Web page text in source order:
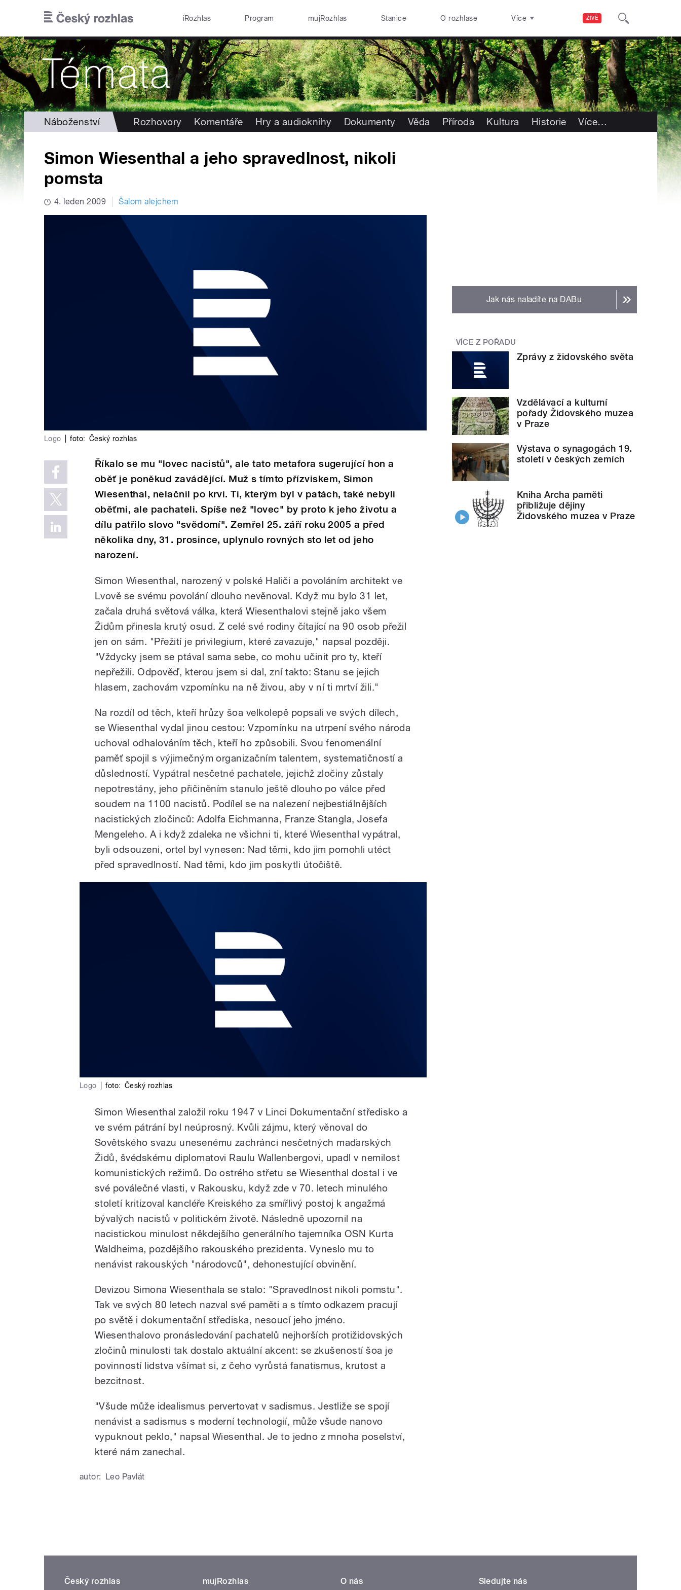
ŽIVĚ
iRozhlas Program mujRozhlas Stanice O rozhlase Více
Náboženství Rozhovory Komentáře Hry a audioknihy Dokumenty Věda Příroda Kultura Historie Více…
Simon Wiesenthal a jeho spravedlnost, nikoli
pomsta
4. leden 2009 Šalom alejchem
Logo foto: Český rozhlas
Říkalo se mu "lovec nacistů", ale tato metafora sugerující hon a
oběť je poněkud zavádějící. Muž s tímto přízviskem, Simon
Wiesenthal, nelačnil po krvi. Ti, kterým byl v patách, také nebyli
oběťmi, ale pachateli. Spíše než "lovec" by proto k jeho životu a
dílu patřilo slovo "svědomí". Zemřel 25. září roku 2005 a před
několika dny, 31. prosince, uplynulo rovných sto let od jeho
narození.
Simon Wiesenthal, narozený v polské Haliči a povoláním architekt ve
Lvově se svému povolání dlouho nevěnoval. Když mu bylo 31 let,
začala druhá světová válka, která Wiesenthalovi stejně jako všem
Židům přinesla krutý osud. Z celé své rodiny čítající na 90 osob přežil
jen on sám. "Přežití je privilegium, které zavazuje," napsal později.
"Vždycky jsem se ptával sama sebe, co mohu učinit pro ty, kteří
nepřežili. Odpověď, kterou jsem si dal, zní takto: Stanu se jejich
hlasem, zachovám vzpomínku na ně živou, aby v ní ti mrtví žili."
Na rozdíl od těch, kteří hrůzy šoa velkolepě popsali ve svých dílech,
se Wiesenthal vydal jinou cestou: Vzpomínku na utrpení svého národa
uchoval odhalováním těch, kteří ho způsobili. Svou fenomenální
paměť spojil s výjimečným organizačním talentem, systematičností a
důsledností. Vypátral nesčetné pachatele, jejichž zločiny zůstaly
nepotrestány, jeho přičiněním stanulo ještě dlouho po válce před
soudem na 1100 nacistů. Podílel se na nalezení nejbestiálnějších
nacistických zločinců: Adolfa Eichmanna, Franze Stangla, Josefa
Mengeleho. A i když zdaleka ne všichni ti, které Wiesenthal vypátral,
byli odsouzeni, ortel byl vynesen: Nad těmi, kdo jim pomohli utéct
před spravedlností. Nad těmi, kdo jim poskytli útočiště.
Logo foto: Český rozhlas
Simon Wiesenthal založil roku 1947 v Linci Dokumentační středisko a
ve svém pátrání byl neúprosný. Kvůli zájmu, který věnoval do
Sovětského svazu unesenému zachránci nesčetných maďarských
Židů, švédskému diplomatovi Raulu Wallenbergovi, upadl v nemilost
komunistických režimů. Do ostrého střetu se Wiesenthal dostal i ve
své poválečné vlasti, v Rakousku, když zde v 70. letech minulého
století kritizoval kancléře Kreiského za smířlivý postoj k angažmá
bývalých nacistů v politickém životě. Následně upozornil na
nacistickou minulost někdejšího generálního tajemníka OSN Kurta
Waldheima, pozdějšího rakouského prezidenta. Vyneslo mu to
nenávist rakouských "národovců", dehonestující obvinění.
Devizou Simona Wiesenthala se stalo: "Spravedlnost nikoli pomstu".
Tak ve svých 80 letech nazval své paměti a s tímto odkazem pracují
po světě i dokumentační střediska, nesoucí jeho jméno.
Wiesenthalovo pronásledování pachatelů nejhorších protižidovských
zločinů minulosti tak dostalo aktuální akcent: se zkušeností šoa je
povinností lidstva všímat si, z čeho vyrůstá fanatismus, krutost a
bezcitnost.
"Všude může idealismus pervertovat v sadismus. Jestliže se spojí
nenávist a sadismus s moderní technologií, může všude nanovo
vypuknout peklo," napsal Wiesenthal. Je to jedno z mnoha poselství,
které nám zanechal.
autor: Leo Pavlát
Jak nás naladíte na DABu
VÍCE Z POŘADU
Zprávy z židovského světa
Vzdělávací a kulturní
pořady Židovského muzea
v Praze
Výstava o synagogách 19.
století v českých zemích
Kniha Archa paměti
přibližuje dějiny
Židovského muzea v Praze
Český rozhlas mujRozhlas O nás Sledujte nás